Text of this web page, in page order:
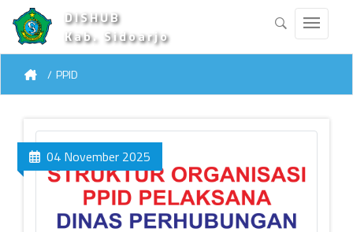
DISHUB
Kab. Sidoarjo
PPID
04 November 2025